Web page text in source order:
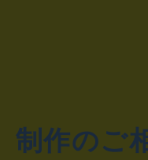
制作のご